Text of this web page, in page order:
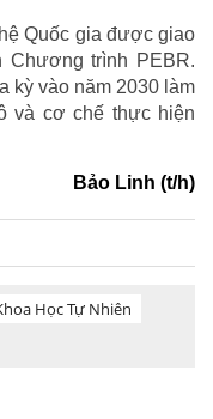
Quốc gia được giao
trình PEBR.
kỳ vào năm 2030 làm
và cơ chế thực hiện
Bảo Linh (t/h)
Học Tự Nhiên